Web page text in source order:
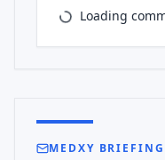
Loading
MEDXY BRIEFING